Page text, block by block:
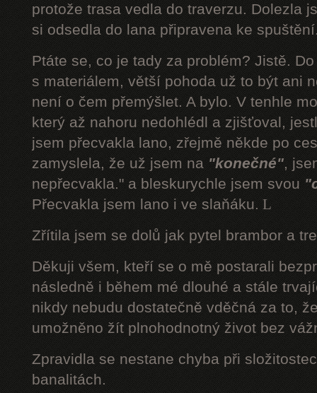
protože trasa vedla do traverzu. Dolezla
si odsedla do lana připravena ke
Ptáte se, co je tady za problém? Jistě.
s materiálem, větší pohoda už to být ani
není o čem přemýšlet. A bylo. V tenhle
který až nahoru nedohlédl a zjišťoval,
jsem přecvakla lano, zřejmě někde po
zamyslela, že už jsem na "konečné",
nepřecvakla." a bleskurychle jsem svou
Přecvakla jsem lano i ve slaňáku. L
Zřítila jsem se dolů jak pytel brambor a
Děkuji všem, kteří se o mě postarali
následně i během mé dlouhé a stále
nikdy nebudu dostatečně vděčná za to,
umožněno žít plnohodnotný život bez
Zpravidla se nestane chyba při
banalitách.